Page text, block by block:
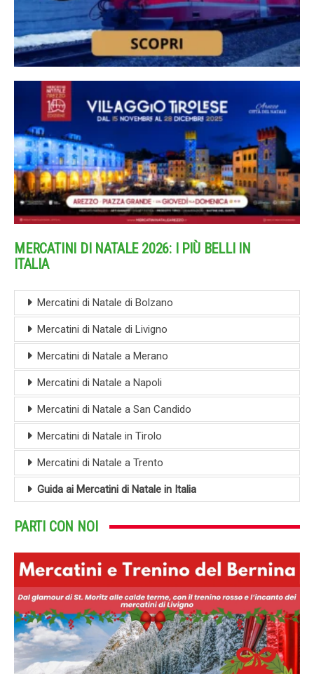
MERCATINI DI NATALE 2026: I PIÙ BELLI IN
ITALIA
Mercatini di Natale di Bolzano
Mercatini di Natale di Livigno
Mercatini di Natale a Merano
Mercatini di Natale a Napoli
Mercatini di Natale a San Candido
Mercatini di Natale in Tirolo
Mercatini di Natale a Trento
Guida ai Mercatini di Natale in Italia
PARTI CON NOI